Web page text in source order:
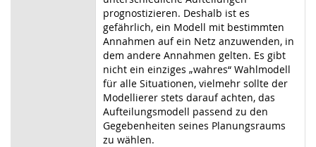
prognostizieren. Deshalb ist es
gefährlich, ein Modell mit bestimmten
Annahmen auf ein Netz anzuwenden, in
dem andere Annahmen gelten. Es gibt
nicht ein einziges „wahres“ Wahlmodell
für alle Situationen, vielmehr sollte der
Modellierer stets darauf achten, das
Aufteilungsmodell passend zu den
Gegebenheiten seines Planungsraums
zu wählen.